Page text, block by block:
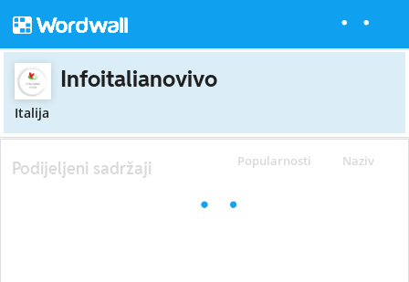
Infoitalianovivo
Italija
Popularnosti Naziv
Podijeljeni sadržaji